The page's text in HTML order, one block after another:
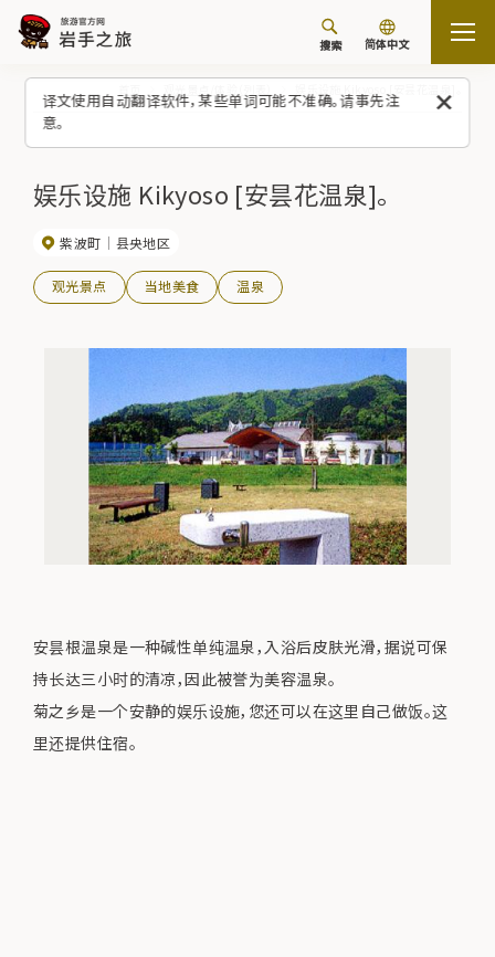
译文使用自动翻译软件，某些单词可能不准确。请事先注
意。
搜索 简体中文
娱乐设施 Kikyoso [安昙花温泉]。
紫波町 县央地区
观光景点 当地美食 温泉
安昙根温泉是一种碱性单纯温泉，入浴后皮肤光滑，据说可保
持长达三小时的清凉，因此被誉为美容温泉。
菊之乡是一个安静的娱乐设施，您还可以在这里自己做饭。这
里还提供住宿。